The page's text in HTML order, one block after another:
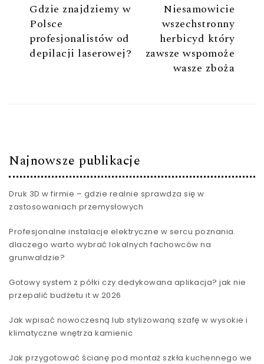
Gdzie znajdziemy w
Polsce
profesjonalistów od
depilacji laserowej?
Niesamowicie
wszechstronny
herbicyd który
zawsze wspomoże
wasze zboża
Najnowsze publikacje
Druk 3D w firmie – gdzie realnie sprawdza się w
zastosowaniach przemysłowych
Profesjonalne instalacje elektryczne w sercu poznania.
dlaczego warto wybrać lokalnych fachowców na
grunwaldzie?
Gotowy system z półki czy dedykowana aplikacja? jak nie
przepalić budżetu it w 2026
Jak wpisać nowoczesną lub stylizowaną szafę w wysokie i
klimatyczne wnętrza kamienic
Jak przygotować ścianę pod montaż szkła kuchennego we